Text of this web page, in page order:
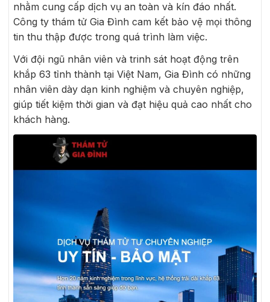
nhằm cung cấp dịch vụ an toàn và kín đáo nhất.
Công ty thám tử Gia Đình cam kết bảo vệ mọi thông
tin thu thập được trong quá trình làm việc.
Với đội ngũ nhân viên và trinh sát hoạt động trên
khắp 63 tỉnh thành tại Việt Nam, Gia Đình có những
nhân viên dày dạn kinh nghiệm và chuyên nghiệp,
giúp tiết kiệm thời gian và đạt hiệu quả cao nhất cho
khách hàng.